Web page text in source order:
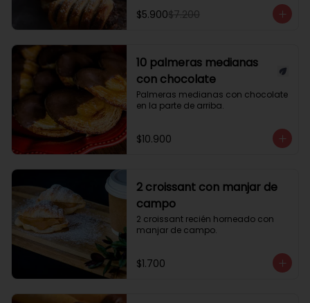
$5.900$7.200
10 palmeras medianas
con chocolate
Palmeras medianas con chocolate
en la parte de arriba.
$10.900
2 croissant con manjar de
campo
2 croissant recién horneado con
manjar de campo.
$1.700